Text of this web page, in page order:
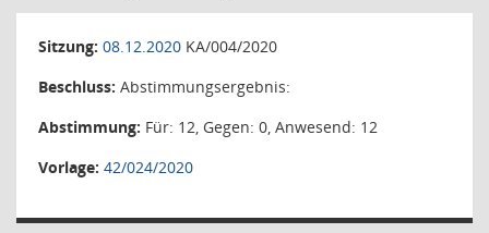
Sitzung: 08.12.2020 KA/004/2020
Beschluss: Abstimmungsergebnis:
Abstimmung: Für: 12, Gegen: 0, Anwesend: 12
Vorlage: 42/024/2020